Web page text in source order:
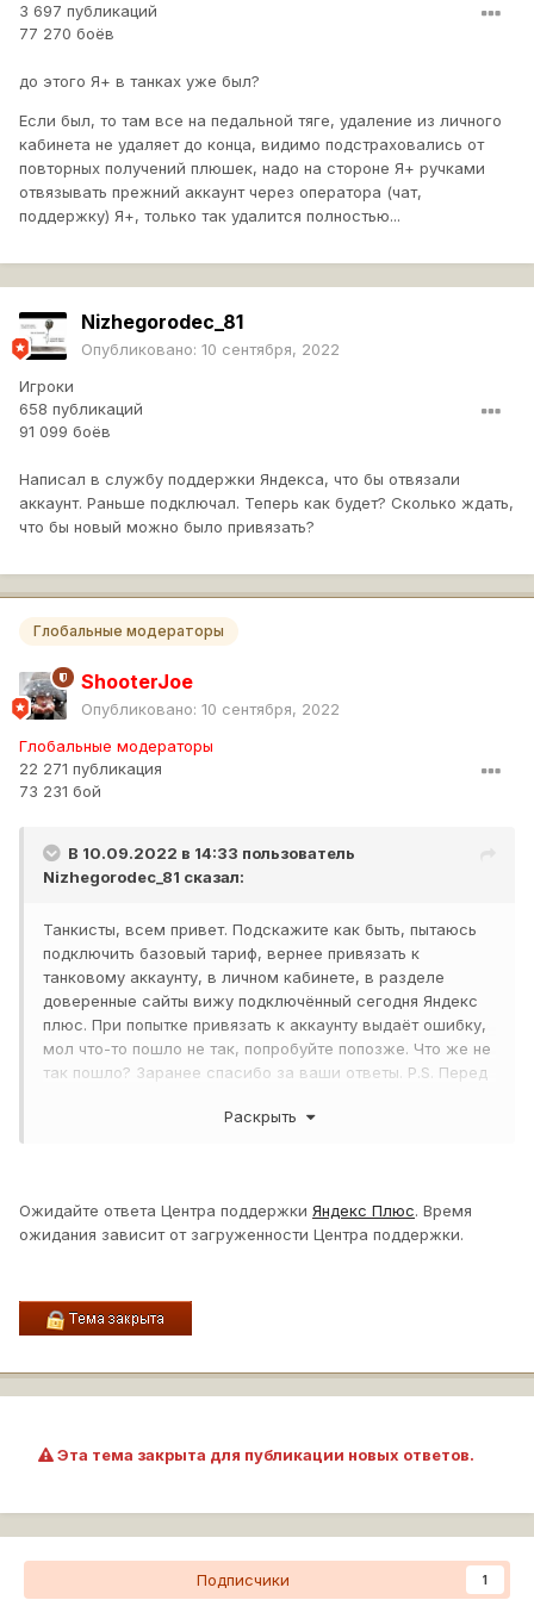
3 697 публикаций
77 270 боёв
до этого Я+ в танках уже был?
Если был, то там все на педальной тяге, удаление из личного
кабинета не удаляет до конца, видимо подстраховались от
повторных получений плюшек, надо на стороне Я+ ручками
отвязывать прежний аккаунт через оператора (чат,
поддержку) Я+, только так удалится полностью...
Nizhegorodec_81
Опубликовано: 10 сентября, 2022
Игроки
658 публикаций
91 099 боёв
Написал в службу поддержки Яндекса, что бы отвязали
аккаунт. Раньше подключал. Теперь как будет? Сколько ждать,
что бы новый можно было привязать?
Глобальные модераторы
ShooterJoe
Опубликовано: 10 сентября, 2022
Глобальные модераторы
22 271 публикация
73 231 бой
В 10.09.2022 в 14:33 пользователь
Nizhegorodec_81 сказал:
Танкисты, всем привет. Подскажите как быть, пытаюсь
подключить базовый тариф, вернее привязать к
танковому аккаунту, в личном кабинете, в разделе
доверенные сайты вижу подключённый сегодня Яндекс
плюс. При попытке привязать к аккаунту выдаёт ошибку,
мол что-то пошло не так, попробуйте попозже. Что же не
так пошло? Заранее спасибо за ваши ответы. P.S. Перед
сайты в личном кабинете, там ничего не было. Сейчас
Раскрыть
Ожидайте ответа Центра поддержки Яндекс Плюс. Время
ожидания зависит от загруженности Центра поддержки.
Эта тема закрыта для публикации новых ответов.
Подписчики 1